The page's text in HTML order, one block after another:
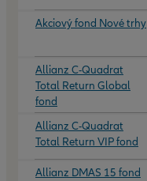
Akciový fond Nové trhy
Allianz C-Quadrat
Total Return Global
fond
Allianz C-Quadrat
Total Return VIP fond
Allianz DMAS 15 fond